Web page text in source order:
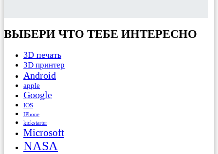
ВЫБЕРИ ЧТО ТЕБЕ ИНТЕРЕСНО
3D печать
3D принтер
Android
apple
Google
IOS
IPhone
kickstarter
Microsoft
NASA